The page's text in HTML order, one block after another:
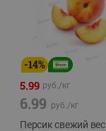
-14%
5.99 руб./кг
6.99 руб./кг
Персик свежий вес